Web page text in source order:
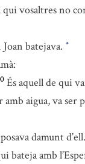
vosaltres no
batejava. *
És aquell de qui
aigua, va ser
damunt d’ell.
bateja amb